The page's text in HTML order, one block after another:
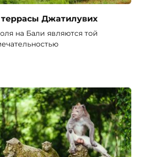
Джатилувих
на Бали являются той